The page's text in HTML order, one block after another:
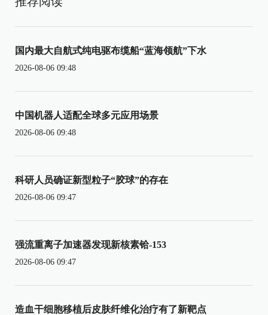
国内最大自航式纯电驱布缆船“蓝海领航”下水
2026-08-06 09:48
中国机器人适配全球多元应用场景
2026-08-06 09:48
科研人员确证新型粒子“胶球”的存在
2026-08-06 09:47
强流重离子加速器发现新核素铪-153
2026-08-06 09:47
造血干细胞移植后皮肤纤维化治疗有了新靶点